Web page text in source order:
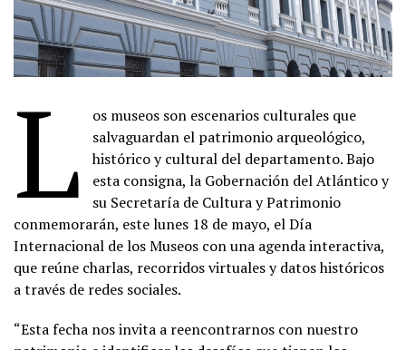
L
os museos son escenarios culturales que
salvaguardan el patrimonio arqueológico,
histórico y cultural del departamento. Bajo
esta consigna, la Gobernación del Atlántico y
su Secretaría de Cultura y Patrimonio
conmemorarán, este lunes 18 de mayo, el Día
Internacional de los Museos con una agenda interactiva,
que reúne charlas, recorridos virtuales y datos históricos
a través de redes sociales.
“Esta fecha nos invita a reencontrarnos con nuestro